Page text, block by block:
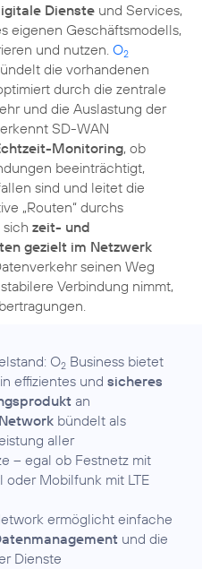
Dienste und Services,
eigenen Geschäftsmodells,
und nutzen. O2
die vorhandenen
durch die zentrale
und die Auslastung der
SD-WAN
Monitoring, ob
beeinträchtigt,
sind und leitet die
„Routen“ durchs
sich zeit- und
gezielt im Netzwerk
seinen Weg
Verbindung nimmt,
O2 Business bietet
effizientes und sicheres
an
bündelt als
aller
– egal ob Festnetz mit
oder Mobilfunk mit LTE
ermöglicht einfache
und die
Dienste